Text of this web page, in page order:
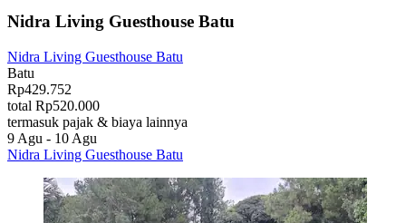
Nidra Living Guesthouse Batu
Nidra Living Guesthouse Batu
Batu
Rp429.752
total Rp520.000
termasuk pajak & biaya lainnya
9 Agu - 10 Agu
Nidra Living Guesthouse Batu